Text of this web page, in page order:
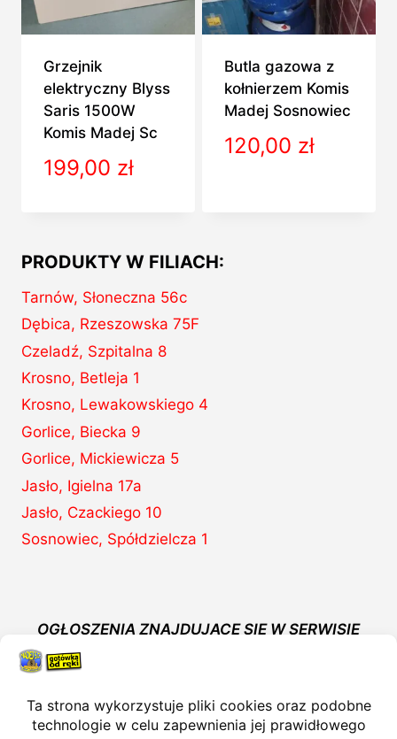
Grzejnik
elektryczny Blyss
Saris 1500W
Komis Madej Sc
199,00 zł
Butla gazowa z
kołnierzem Komis
Madej Sosnowiec
120,00 zł
PRODUKTY W FILIACH:
Tarnów, Słoneczna 56c
Dębica, Rzeszowska 75F
Czeladź, Szpitalna 8
Krosno, Betleja 1
Krosno, Lewakowskiego 4
Gorlice, Biecka 9
Gorlice, Mickiewicza 5
Jasło, Igielna 17a
Jasło, Czackiego 10
Sosnowiec, Spółdzielcza 1
OGŁOSZENIA ZNAJDUJĄCE SIĘ W SERWISIE
WWW.KOMISMADEJ.PL NIE STANOWIĄ OFERTY
W MYŚL ART. 66, PAR. 1 KODEKSU CYWILNEGO.
Polityka prywatności Regulamin